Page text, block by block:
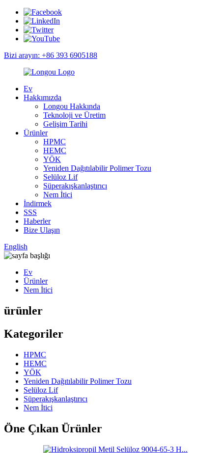
Bizi arayın: +86 393 6905188
Ev
Hakkımızda
Longou Hakkında
Teknoloji ve Üretim
Gelişim Tarihi
Ürünler
HPMC
HEMC
YÖK
Yeniden Dağıtılabilir Polimer Tozu
Selüloz Lif
Süperakışkanlaştırıcı
Nem İtici
İndirmek
SSS
Haberler
Bize Ulaşın
English
Ev
Ürünler
Nem İtici
ürünler
Kategoriler
HPMC
HEMC
YÖK
Yeniden Dağıtılabilir Polimer Tozu
Selüloz Lif
Süperakışkanlaştırıcı
Nem İtici
Öne Çıkan Ürünler